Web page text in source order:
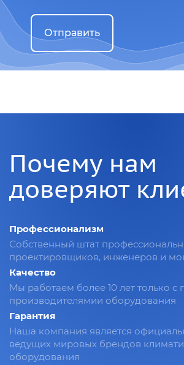
Отправить
Почему нам
доверяют
Профессионализм
Собственный штат
проектировщиков, инженеров и
Качество
Мы работаем более 10 лет только
производителямии оборудования
Гарантия
Наша компания является
ведущих мировых брендов
оборудования